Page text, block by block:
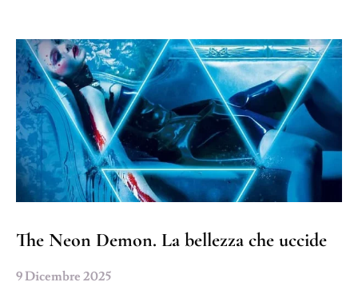
The Neon Demon. La bellezza che uccide
9 Dicembre 2025